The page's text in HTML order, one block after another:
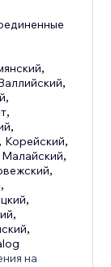
,
,
,
,
,
, Корейский,
Малайский,
,
,
,
,
,
на